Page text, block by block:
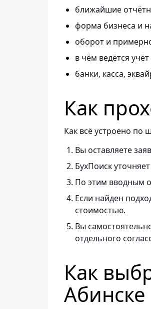
ближайшие
форма бизнеса и
оборот и
в чём ведётся
банки, касса,
Как
Как всё устроено по
Вы оставляете
БухПоиск
По этим вводным
Если найден
стоимостью.
Вы
отдельного
Как
Абинске